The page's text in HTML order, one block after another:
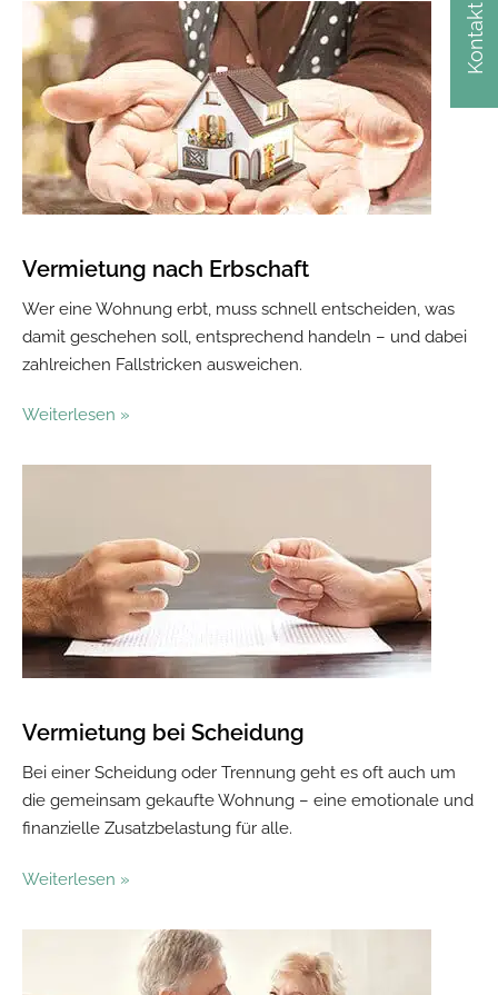
Kontakt
Vermietung nach Erbschaft
Wer eine Wohnung erbt, muss schnell entscheiden, was
damit geschehen soll, entsprechend handeln – und dabei
zahlreichen Fallstricken ausweichen.
Weiterlesen »
Vermietung bei Scheidung
Bei einer Scheidung oder Trennung geht es oft auch um
die gemeinsam gekaufte Wohnung – eine emotionale und
finanzielle Zusatzbelastung für alle.
Weiterlesen »